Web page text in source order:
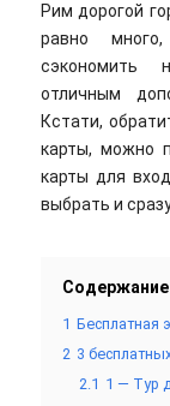
Рим дорогой
равно
сэкономить
отличным
Кстати,
карты, можно
карты для
выбрать и
Содержание
1 Бесплатная
2 3
2.1 1 — Тур